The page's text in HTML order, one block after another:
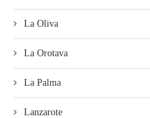
La Oliva
La Orotava
La Palma
Lanzarote